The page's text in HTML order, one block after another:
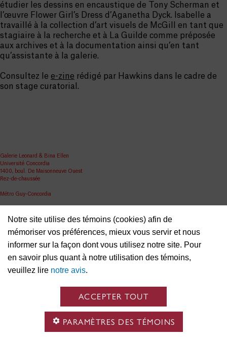
Notre site utilise des témoins (cookies) afin de
mémoriser vos préférences, mieux vous servir et nous
informer sur la façon dont vous utilisez notre site. Pour
en savoir plus quant à notre utilisation des témoins,
veuillez lire notre avis.
ACCEPTER TOUT
PARAMÈTRES DES TÉMOINS
étudier les dessins en encaustique de Tony Scherman et
l’œuvre Flower Girl’s Dress d’Aganetha Dyck. Isabelle a
travaillé à la collection d’art visuels de McGill en tant que
stagiaire à la recherche et à La Guilde comme préposée
aux archives et à la documentation ainsi qu’en tant
qu’assistante à la galerie.
Consultez le e-zine rédigé par Hawkins dans le cadre de
son stage curatorial.
Galerie Leonard & Bina Ellen
Université Concordia
1400, boul. De Maisonneuve Ouest
Rez-de-chaussée
Métro Guy-Concordia
Nous reconnaissons que l’Université Concordia est située en territoire autochtone non cédé et